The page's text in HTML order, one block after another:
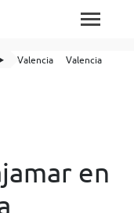
Valencia
Valencia
en